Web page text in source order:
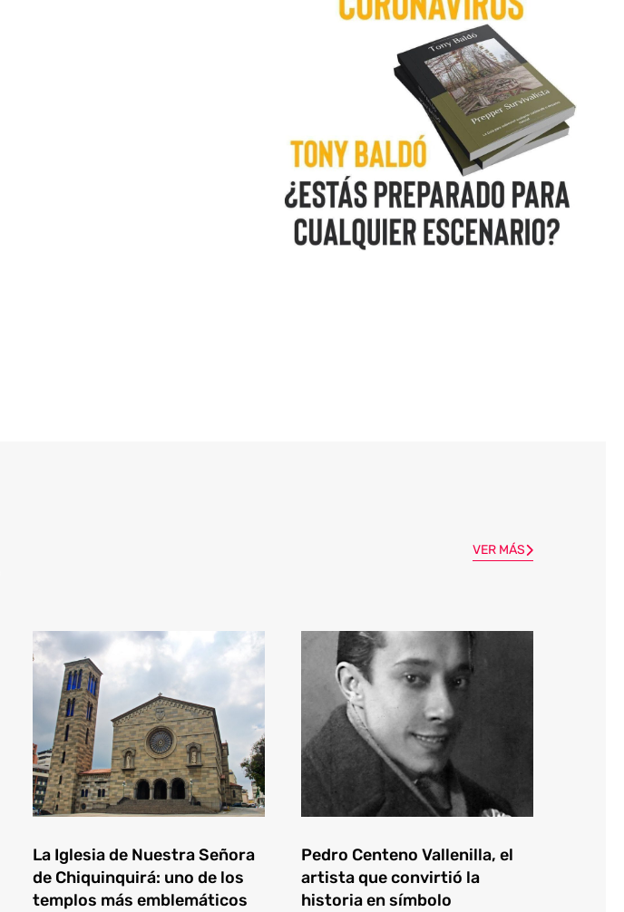
VER MÁS
La Iglesia de Nuestra Señora
de Chiquinquirá: uno de los
templos más emblemáticos
Pedro Centeno Vallenilla, el
artista que convirtió la
historia en símbolo